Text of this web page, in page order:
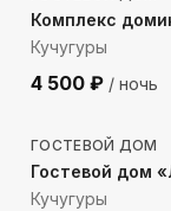
Комплекс
Кучугуры
4 500 ₽ / ночь
311 м до моря
ГОСТЕВОЙ ДОМ
Гостевой дом
Кучугуры